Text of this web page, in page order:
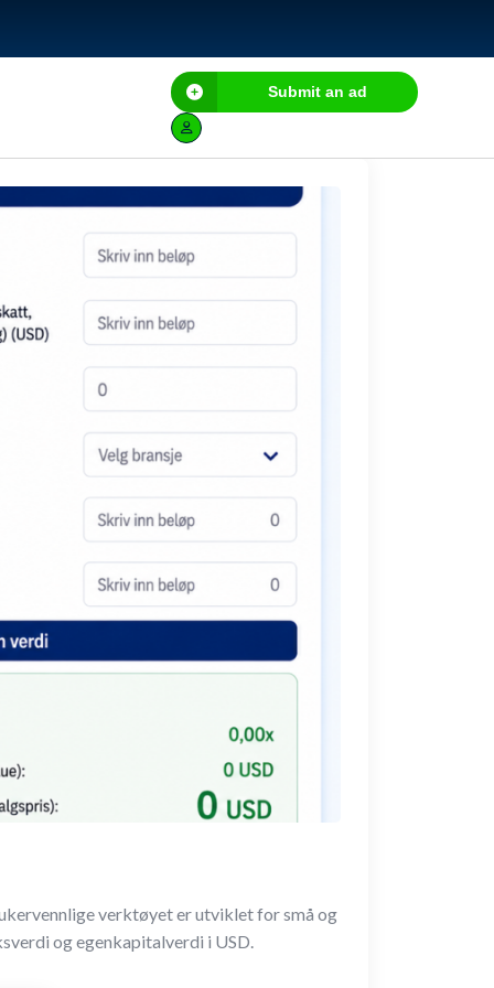
Submit an ad
verktøyet er utviklet for små og
og egenkapitalverdi i USD.